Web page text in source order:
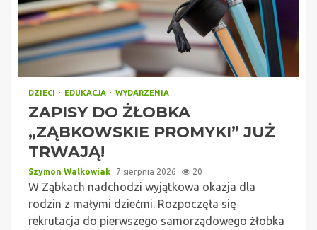
DZIECI EDUKACJA WYDARZENIA
ZAPISY DO ŻŁOBKA
„ZĄBKOWSKIE PROMYKI” JUŻ
TRWAJĄ!
Szymon Walkowiak 7 sierpnia 2026 20
W Ząbkach nadchodzi wyjątkowa okazja dla
rodzin z małymi dziećmi. Rozpoczęła się
rekrutacja do pierwszego samorządowego żłobka